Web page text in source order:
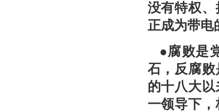
没有特权
正成为带电
●腐败是
石，反腐
的十八大
一领导下